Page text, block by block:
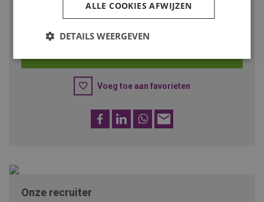
Solliciteer dan snel op deze functie of deel de vacature met
iemand met deze talenten!
FacebookLinkedInWhatsApp
Voeg toe aan favorieten
Onze recruiter
ALLE COOKIES AFWIJZEN
DETAILS WEERGEVEN